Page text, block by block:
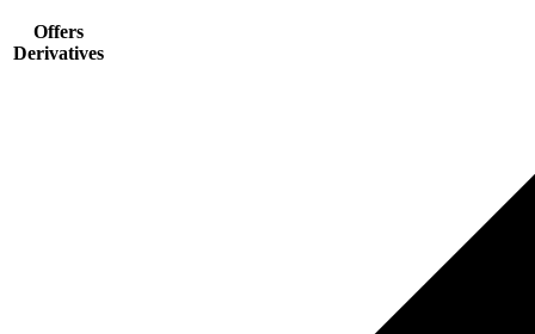
Offers
Derivatives